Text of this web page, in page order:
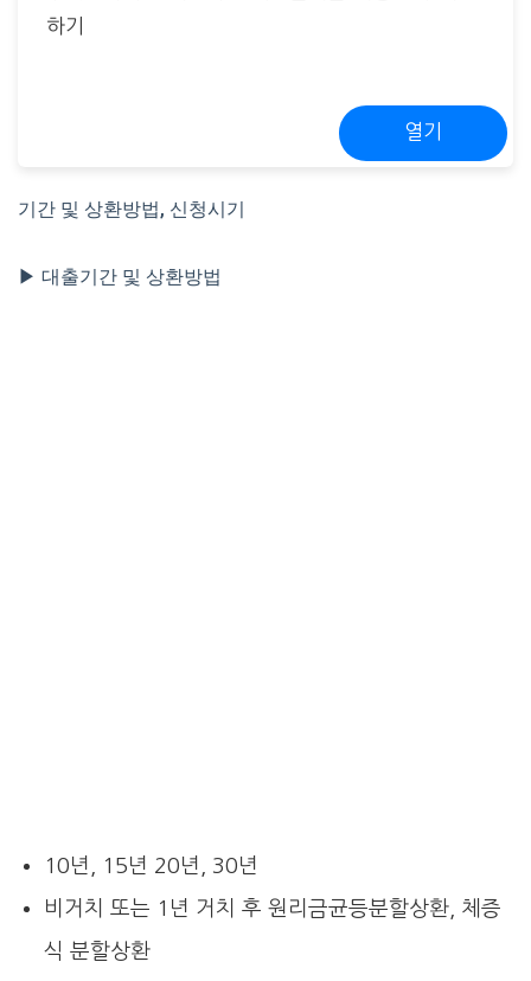
하기
열기
기간 및 상환방법, 신청시기
▶ 대출기간 및 상환방법
10년, 15년 20년, 30년
비거치 또는 1년 거치 후 원리금균등분할상환, 체증
식 분할상환